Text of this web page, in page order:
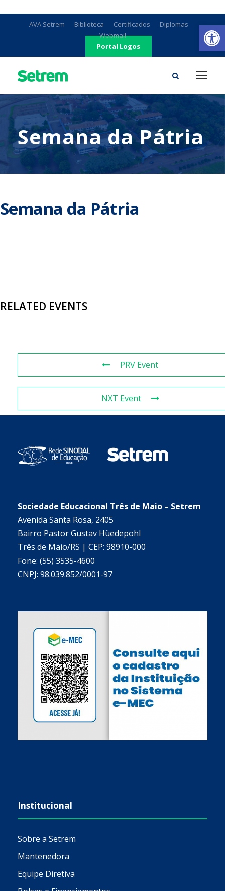
AVA Setrem Biblioteca Certificados
Diplomas
Webmail
Portal Logos
Semana da Pátria
Semana da Pátria
RELATED EVENTS
PRV Event
NXT Event
Sociedade Educacional Três de Maio – Setrem
Avenida Santa Rosa, 2405
Bairro Pastor Gustav Hüedepohl
Três de Maio/RS | CEP: 98910-000
Fone: (55) 3535-4600
CNPJ: 98.039.852/0001-97
Institucional
Sobre a Setrem
Mantenedora
Equipe Diretiva